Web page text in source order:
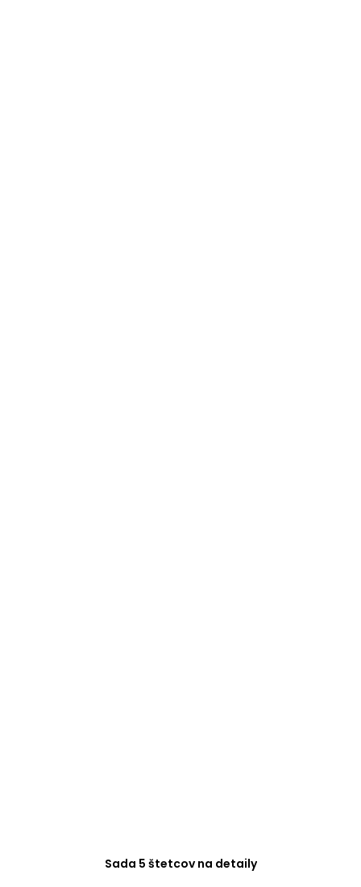
Sada 5 štetcov na detaily